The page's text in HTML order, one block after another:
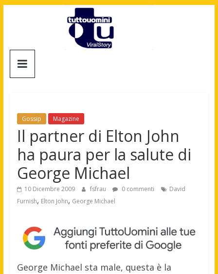
Tuttouomini
Motori,
gay
news
moda
maschile
Gossip Magazine
Il partner di Elton John
ha paura per la salute di
George Michael
10 Dicembre 2009 fsfrau 0 commenti
David
Furnish, Elton John, George Michael
George Michael sta male, questa è la